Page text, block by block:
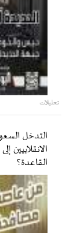
تحليلات
التدخل
الانقلابيين
القاعدة؟